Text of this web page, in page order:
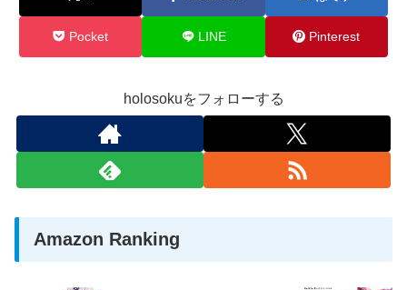
Pocket LINE Pinterest
holosokuをフォローする
Amazon Ranking